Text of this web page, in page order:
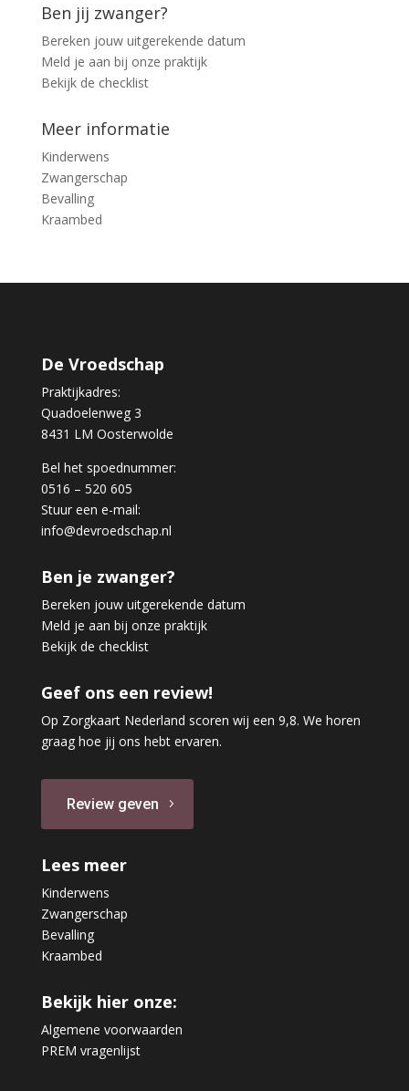
Ben jij zwanger?
Bereken jouw uitgerekende datum
Meld je aan bij onze praktijk
Bekijk de checklist
Meer informatie
Kinderwens
Zwangerschap
Bevalling
Kraambed
De Vroedschap
Praktijkadres:
Quadoelenweg 3
8431 LM Oosterwolde
Bel het spoednummer:
0516 – 520 605
Stuur een e-mail:
info@devroedschap.nl
Ben je zwanger?
Bereken jouw uitgerekende datum
Meld je aan bij onze praktijk
Bekijk de checklist
Geef ons een review!
Op Zorgkaart Nederland scoren wij een 9,8. We horen
graag hoe jij ons hebt ervaren.
Review geven
Lees meer
Kinderwens
Zwangerschap
Bevalling
Kraambed
Bekijk hier onze:
Algemene voorwaarden
PREM vragenlijst